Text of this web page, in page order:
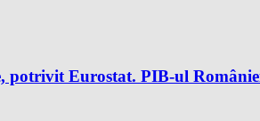
potrivit Eurostat. PIB-ul